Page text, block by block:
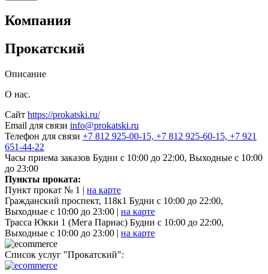
Компания
Прокатский
Описание
О нас.
Сайт https://prokatski.ru/
Email для связи info@prokatski.ru
Телефон для связи +7 812 925-00-15, +7 812 925-60-15, +7 921
651-44-22
Часы приема заказов Будни с 10:00 до 22:00, Выходные с 10:00
до 23:00
Пункты проката:
Пункт прокат № 1 | на карте
Гражданский проспект, 118к1 Будни с 10:00 до 22:00,
Выходные с 10:00 до 23:00 | на карте
Трасса Юкки 1 (Мега Парнас) Будни с 10:00 до 22:00,
Выходные с 10:00 до 23:00 | на карте
Список услуг "Прокатский":